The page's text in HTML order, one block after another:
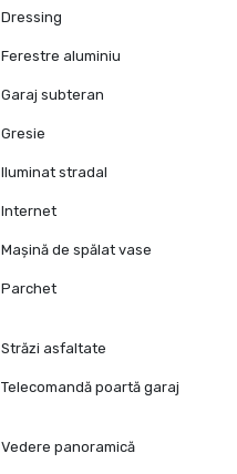
Dressing
Ferestre aluminiu
Garaj subteran
Gresie
Iluminat stradal
Internet
Mașină de spălat vase
Parchet
Străzi asfaltate
Telecomandă poartă garaj
Vedere panoramică